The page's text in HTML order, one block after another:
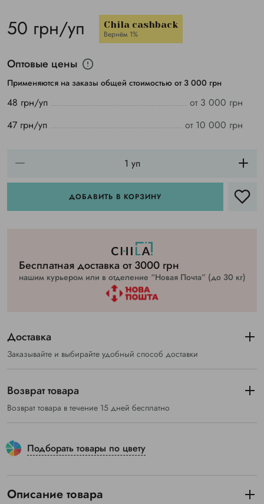
50 грн/уп Chila cashback
Вернём 1%
Оптовые цены
Применяются на заказы общей стоимостью от 3 000 грн
48 грн/уп
от 3 000 грн
47 грн/уп
от 10 000 грн
ДОБАВИТЬ В КОРЗИНУ
Бесплатная доставка от 3000 грн
нашим курьером или в отделение “Новая Почта” (до 30 кг)
Доставка
Заказывайте и выбирайте удобный способ доставки
Возврат товара
Возврат товара в течение 15 дней бесплатно
Подборать товары по цвету
Описание товара